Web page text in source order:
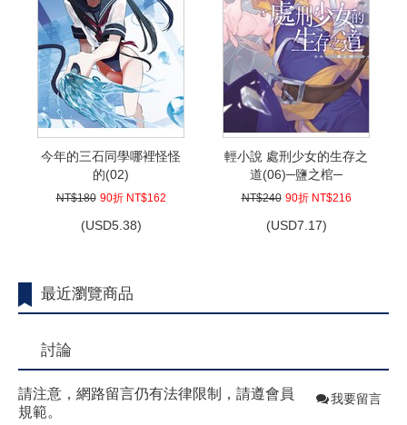
今年的三石同學哪裡怪怪
的(02)
NT$180 90折 NT$162
(USD5.38)
輕小說 處刑少女的生存之
道(06)─鹽之棺─
NT$240 90折 NT$216
(USD7.17)
最近瀏覽商品
討論
請注意，網路留言仍有法律限制，請遵會員
規範。
我要留言